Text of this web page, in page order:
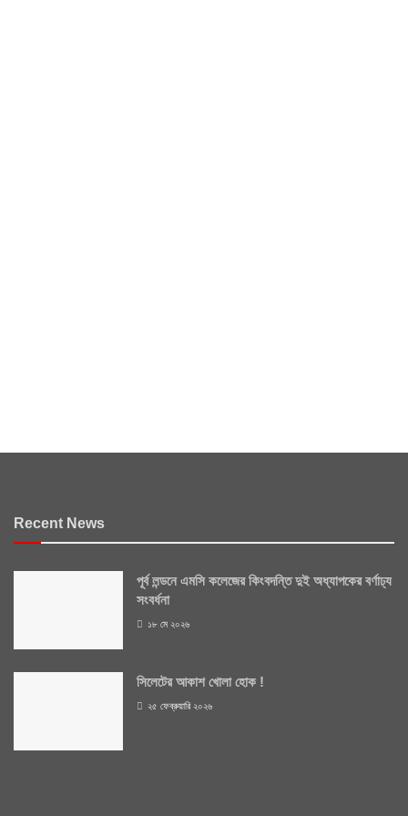
Recent News
পূর্ব লন্ডনে এমসি কলেজের কিংবদন্তি দুই অধ্যাপকের বর্ণাঢ্য
সংবর্ধনা
১৮ মে ২০২৬
সিলেটের আকাশ খোলা হোক !
২৫ ফেব্রুয়ারি ২০২৬